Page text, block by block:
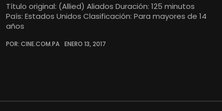
Título original: (Allied) Aliados Duración: 125 minutos
País: Estados Unidos Clasificación: Para mayores de 14
años
POR: CINE.COM.PA ENERO 13, 2017